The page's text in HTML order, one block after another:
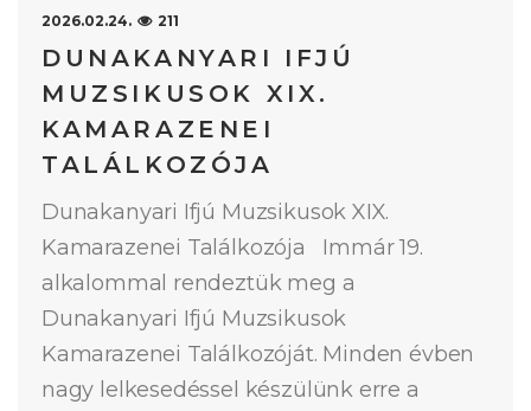
2026.02.24. 211
DUNAKANYARI IFJÚ
MUZSIKUSOK XIX.
KAMARAZENEI
TALÁLKOZÓJA
Dunakanyari Ifjú Muzsikusok XIX.
Kamarazenei Találkozója Immár 19.
alkalommal rendeztük meg a
Dunakanyari Ifjú Muzsikusok
Kamarazenei Találkozóját. Minden évben
nagy lelkesedéssel készülünk erre a